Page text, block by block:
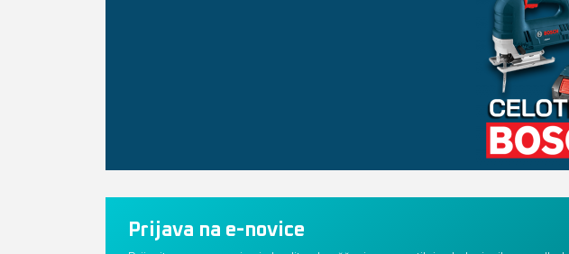
Prijava na e-novice